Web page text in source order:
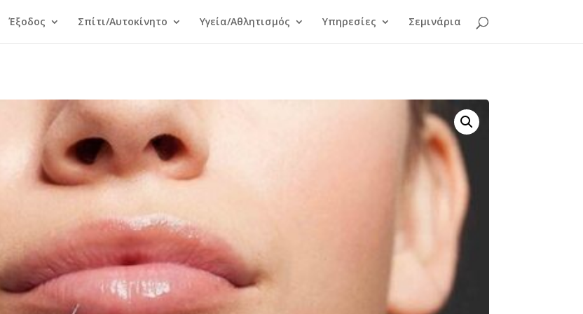
Έξοδος Σπίτι/Αυτοκίνητο Υγεία/Αθλητισμός Υπηρεσίες Σεμινάρια